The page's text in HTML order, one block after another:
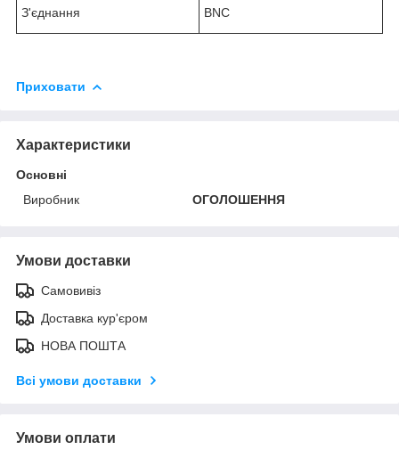
З'єднання BNC
Приховати
Характеристики
Основні
Виробник
ОГОЛОШЕННЯ
Умови доставки
Самовивіз
Доставка кур'єром
НОВА ПОШТА
Всі умови доставки
Умови оплати